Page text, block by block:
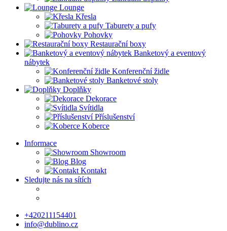
Lounge
Křesla
Taburety a pufy
Pohovky
Restaurační boxy
Banketový a eventový
nábytek
Konferenční židle
Banketové stoly
Doplňky
Dekorace
Svítidla
Příslušenství
Koberce
Informace
Showroom
Blog
Kontakt
Sledujte nás na sítích
+420211154401
info@dublino.cz